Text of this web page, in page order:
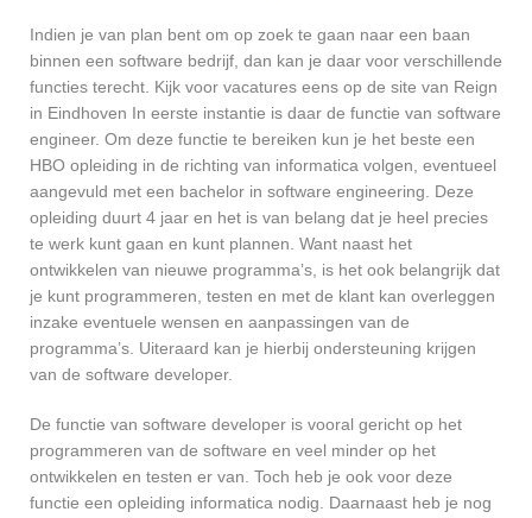
Indien je van plan bent om op zoek te gaan naar een baan
binnen een software bedrijf, dan kan je daar voor verschillende
functies terecht. Kijk voor vacatures eens op de site van Reign
in Eindhoven In eerste instantie is daar de functie van software
engineer. Om deze functie te bereiken kun je het beste een
HBO opleiding in de richting van informatica volgen, eventueel
aangevuld met een bachelor in software engineering. Deze
opleiding duurt 4 jaar en het is van belang dat je heel precies
te werk kunt gaan en kunt plannen. Want naast het
ontwikkelen van nieuwe programma’s, is het ook belangrijk dat
je kunt programmeren, testen en met de klant kan overleggen
inzake eventuele wensen en aanpassingen van de
programma’s. Uiteraard kan je hierbij ondersteuning krijgen
van de software developer.
De functie van software developer is vooral gericht op het
programmeren van de software en veel minder op het
ontwikkelen en testen er van. Toch heb je ook voor deze
functie een opleiding informatica nodig. Daarnaast heb je nog